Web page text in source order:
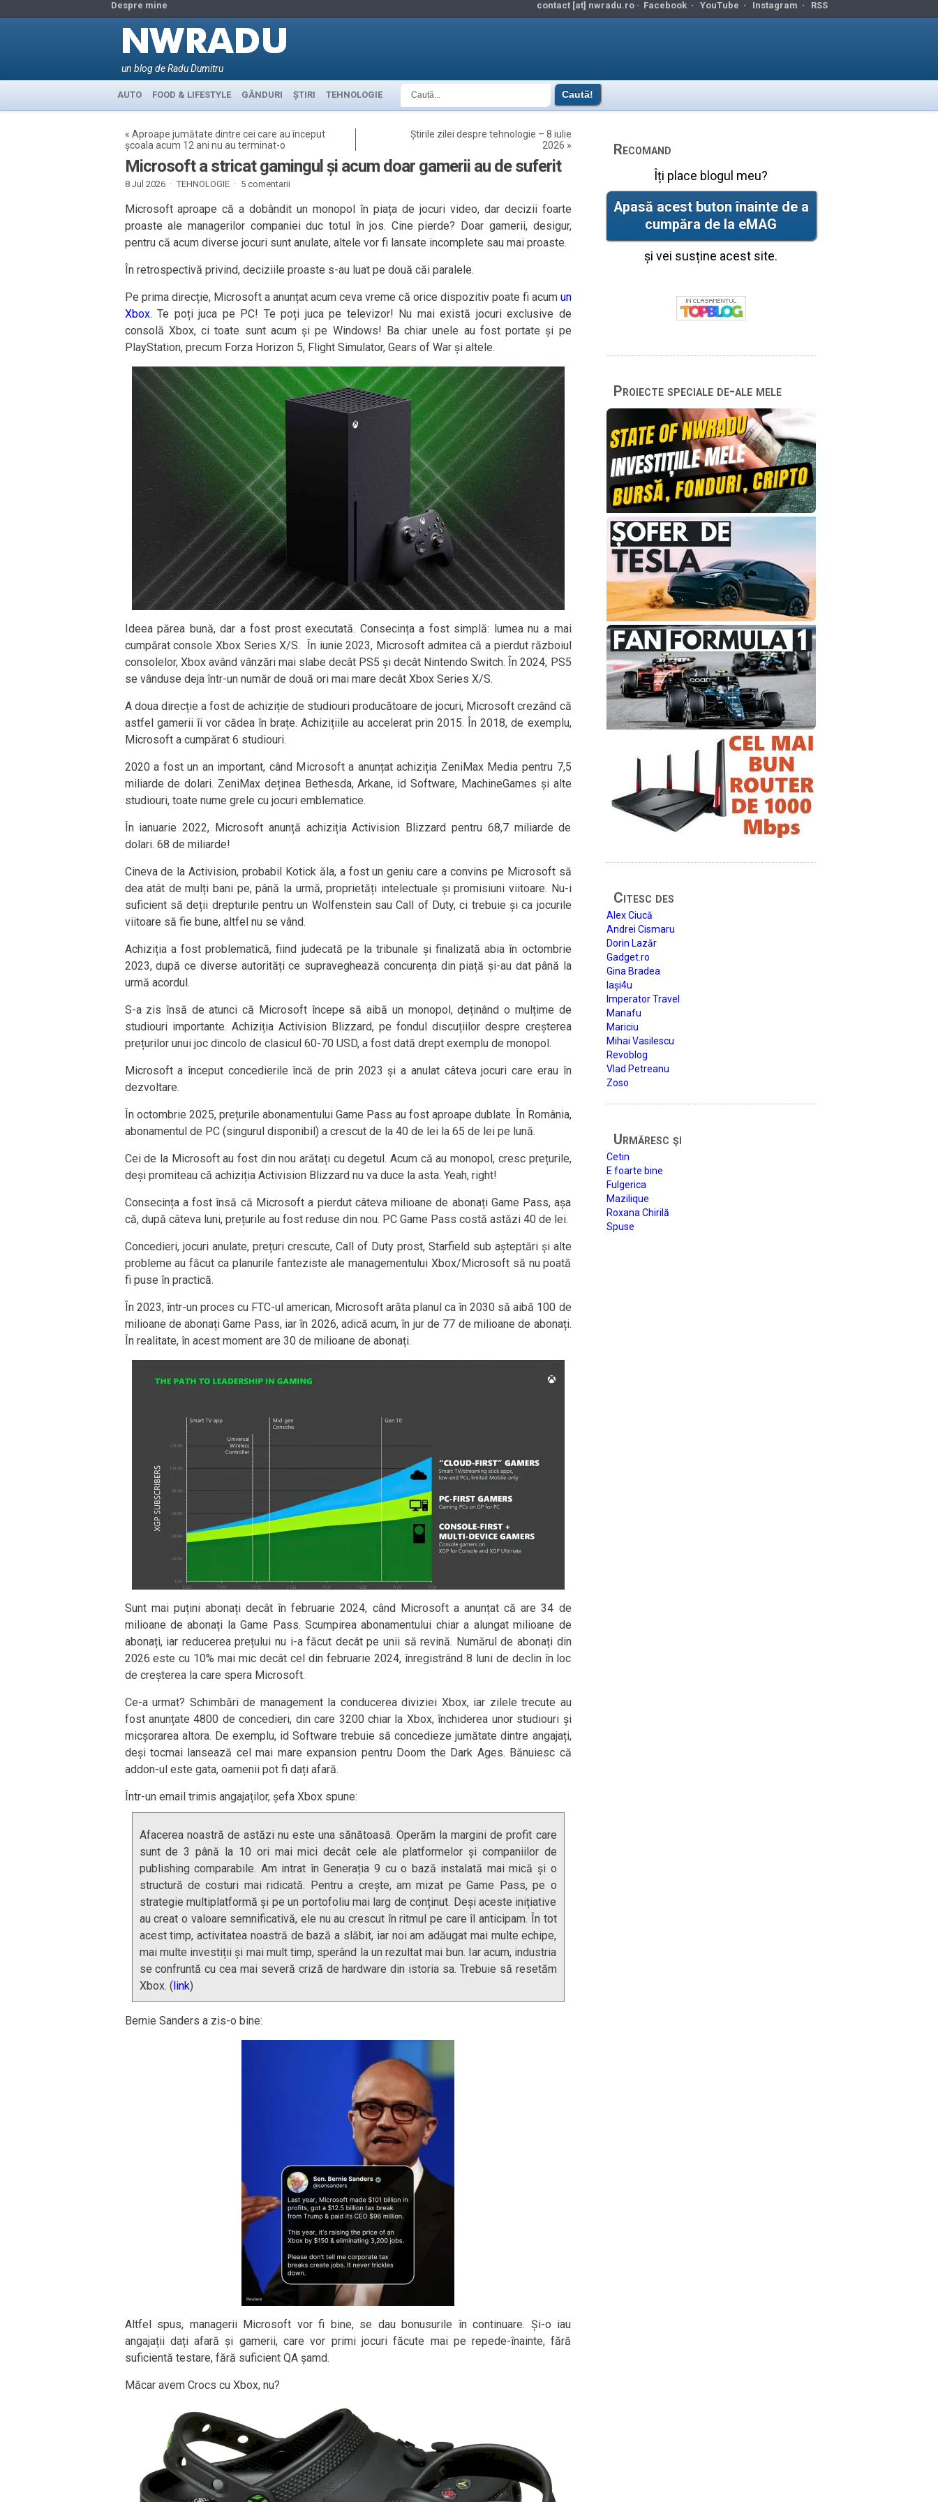
Despre mine contact [at] nwradu.ro · Facebook· YouTube · Instagram · RSS
un blog de Radu Dumitru
AUTO FOOD & LIFESTYLE GÂNDURI ȘTIRI TEHNOLOGIE
« Aproape jumătate dintre cei care au început
școala acum 12 ani nu au terminat-o
Știrile zilei despre tehnologie – 8 iulie
2026 »
Microsoft a stricat gamingul și acum doar gamerii au de suferit
8 Jul 2026 · TEHNOLOGIE· 5 comentarii
Microsoft aproape că a dobândit un monopol în piața de jocuri video, dar decizii foarte
proaste ale managerilor companiei duc totul în jos. Cine pierde? Doar gamerii, desigur,
pentru că acum diverse jocuri sunt anulate, altele vor fi lansate incomplete sau mai proaste.
În retrospectivă privind, deciziile proaste s-au luat pe două căi paralele.
Pe prima direcție, Microsoft a anunțat acum ceva vreme că orice dispozitiv poate fi acum un
Xbox. Te poți juca pe PC! Te poți juca pe televizor! Nu mai există jocuri exclusive de
consolă Xbox, ci toate sunt acum și pe Windows! Ba chiar unele au fost portate și pe
PlayStation, precum Forza Horizon 5, Flight Simulator, Gears of War și altele.
Ideea părea bună, dar a fost prost executată. Consecința a fost simplă: lumea nu a mai
cumpărat console Xbox Series X/S. În iunie 2023, Microsoft admitea că a pierdut războiul
consolelor, Xbox având vânzări mai slabe decât PS5 și decât Nintendo Switch. În 2024, PS5
se vânduse deja într-un număr de două ori mai mare decât Xbox Series X/S.
A doua direcție a fost de achiziție de studiouri producătoare de jocuri, Microsoft crezând că
astfel gamerii îi vor cădea în brațe. Achizițiile au accelerat prin 2015. În 2018, de exemplu,
Microsoft a cumpărat 6 studiouri.
2020 a fost un an important, când Microsoft a anunțat achiziția ZeniMax Media pentru 7,5
miliarde de dolari. ZeniMax deținea Bethesda, Arkane, id Software, MachineGames și alte
studiouri, toate nume grele cu jocuri emblematice.
În ianuarie 2022, Microsoft anunță achiziția Activision Blizzard pentru 68,7 miliarde de
dolari. 68 de miliarde!
Cineva de la Activision, probabil Kotick ăla, a fost un geniu care a convins pe Microsoft să
dea atât de mulți bani pe, până la urmă, proprietăți intelectuale și promisiuni viitoare. Nu-i
suficient să deții drepturile pentru un Wolfenstein sau Call of Duty, ci trebuie și ca jocurile
viitoare să fie bune, altfel nu se vând.
Achiziția a fost problematică, fiind judecată pe la tribunale și finalizată abia în octombrie
2023, după ce diverse autorități ce supraveghează concurența din piață și-au dat până la
urmă acordul.
S-a zis însă de atunci că Microsoft începe să aibă un monopol, deținând o mulțime de
studiouri importante. Achiziția Activision Blizzard, pe fondul discuțiilor despre creșterea
prețurilor unui joc dincolo de clasicul 60-70 USD, a fost dată drept exemplu de monopol.
Microsoft a început concedierile încă de prin 2023 și a anulat câteva jocuri care erau în
dezvoltare.
În octombrie 2025, prețurile abonamentului Game Pass au fost aproape dublate. În România,
abonamentul de PC (singurul disponibil) a crescut de la 40 de lei la 65 de lei pe lună.
Cei de la Microsoft au fost din nou arătați cu degetul. Acum că au monopol, cresc prețurile,
deși promiteau că achiziția Activision Blizzard nu va duce la asta. Yeah, right!
Consecința a fost însă că Microsoft a pierdut câteva milioane de abonați Game Pass, așa
că, după câteva luni, prețurile au fost reduse din nou. PC Game Pass costă astăzi 40 de lei.
Concedieri, jocuri anulate, prețuri crescute, Call of Duty prost, Starfield sub așteptări și alte
probleme au făcut ca planurile fanteziste ale managementului Xbox/Microsoft să nu poată
fi puse în practică.
În 2023, într-un proces cu FTC-ul american, Microsoft arăta planul ca în 2030 să aibă 100 de
milioane de abonați Game Pass, iar în 2026, adică acum, în jur de 77 de milioane de abonați.
În realitate, în acest moment are 30 de milioane de abonați.
Sunt mai puțini abonați decât în februarie 2024, când Microsoft a anunțat că are 34 de
milioane de abonați la Game Pass. Scumpirea abonamentului chiar a alungat milioane de
abonați, iar reducerea prețului nu i-a făcut decât pe unii să revină. Numărul de abonați din
2026 este cu 10% mai mic decât cel din februarie 2024, înregistrând 8 luni de declin în loc
de creșterea la care spera Microsoft.
Ce-a urmat? Schimbări de management la conducerea diviziei Xbox, iar zilele trecute au
fost anunțate 4800 de concedieri, din care 3200 chiar la Xbox, închiderea unor studiouri și
micșorarea altora. De exemplu, id Software trebuie să concedieze jumătate dintre angajați,
deși tocmai lansează cel mai mare expansion pentru Doom the Dark Ages. Bănuiesc că
addon-ul este gata, oamenii pot fi dați afară.
Într-un email trimis angajaților, șefa Xbox spune:
Afacerea noastră de astăzi nu este una sănătoasă. Operăm la margini de profit care
sunt de 3 până la 10 ori mai mici decât cele ale platformelor și companiilor de
publishing comparabile. Am intrat în Generația 9 cu o bază instalată mai mică și o
structură de costuri mai ridicată. Pentru a crește, am mizat pe Game Pass, pe o
strategie multiplatformă și pe un portofoliu mai larg de conținut. Deși aceste inițiative
au creat o valoare semnificativă, ele nu au crescut în ritmul pe care îl anticipam. În tot
acest timp, activitatea noastră de bază a slăbit, iar noi am adăugat mai multe echipe,
mai multe investiții și mai mult timp, sperând la un rezultat mai bun. Iar acum, industria
se confruntă cu cea mai severă criză de hardware din istoria sa. Trebuie să resetăm
Xbox. (link)
Bernie Sanders a zis-o bine:
Altfel spus, managerii Microsoft vor fi bine, se dau bonusurile în continuare. Și-o iau
angajații dați afară și gamerii, care vor primi jocuri făcute mai pe repede-înainte, fără
suficientă testare, fără suficient QA șamd.
Măcar avem Crocs cu Xbox, nu?
Recomand
Îți place blogul meu?
Apasă acest buton înainte de a
cumpăra de la eMAG
și vei susține acest site.
Proiecte speciale de-ale mele
Citesc des
Alex Ciucă
Andrei Cismaru
Dorin Lazăr
Gadget.ro
Gina Bradea
Iași4u
Imperator Travel
Manafu
Mariciu
Mihai Vasilescu
Revoblog
Vlad Petreanu
Zoso
Urmăresc şi
Cetin
E foarte bine
Fulgerica
Mazilique
Roxana Chirilă
Spuse